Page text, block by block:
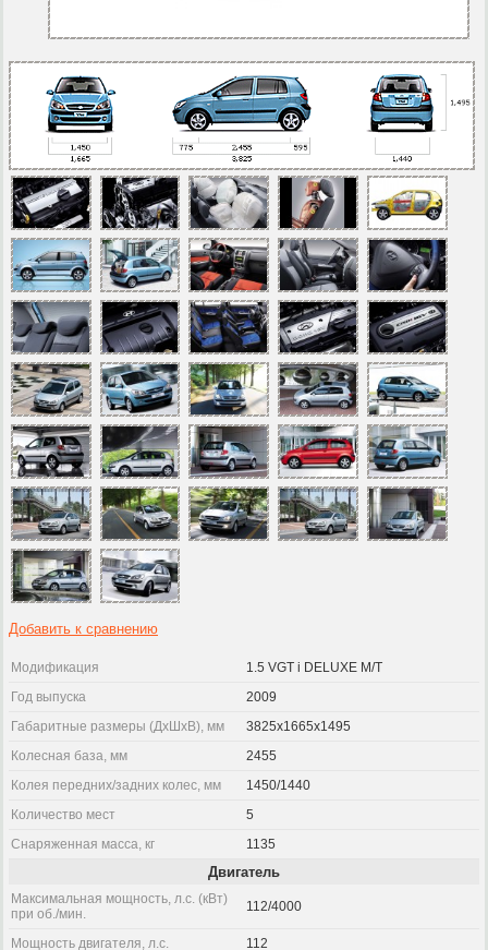
Добавить к сравнению
Модификация
1.5 VGT i DELUXE M/T
Год выпуска
2009
Габаритные размеры (ДхШхВ), мм
3825x1665x1495
Колесная база, мм
2455
Колея передних/задних колес, мм
1450/1440
Количество мест
5
Снаряженная масса, кг
1135
Двигатель
Максимальная мощность, л.с. (кВт)
при об./мин.
112/4000
Мощность двигателя, л.с.
112